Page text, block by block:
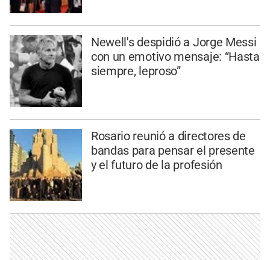
Newell's despidió a Jorge Messi
con un emotivo mensaje: “Hasta
siempre, leproso”
Rosario reunió a directores de
bandas para pensar el presente
y el futuro de la profesión